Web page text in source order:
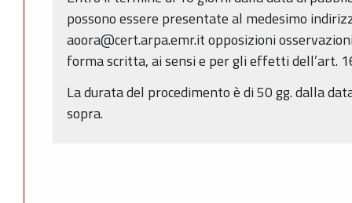
possono essere presentate al medesimo
aoora@cert.arpa.emr.it opposizioni
forma scritta, ai sensi e per gli effetti dell’art.
La durata del procedimento è di 50 gg. dalla
sopra.